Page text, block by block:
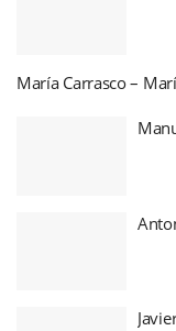
María Carrasco –